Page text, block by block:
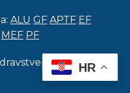
ALU GF APTF EF
MEF PF
studija.
HR